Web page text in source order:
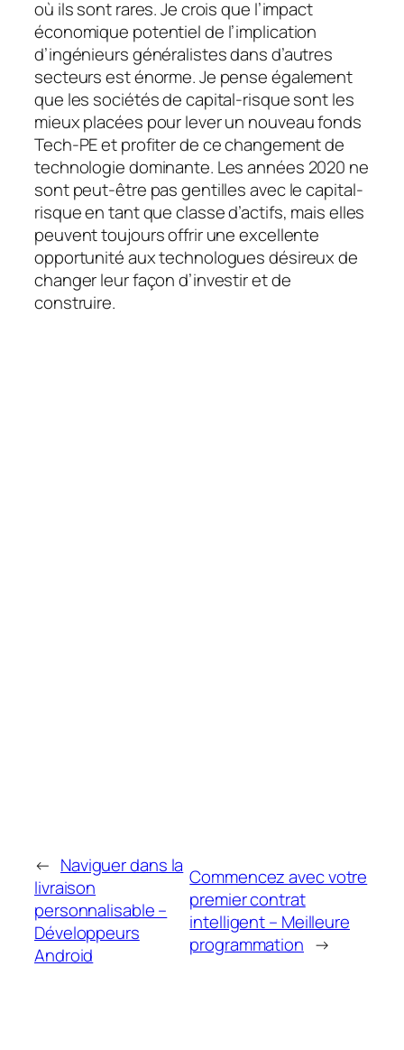
où ils sont rares. Je crois que l’impact
économique potentiel de l’implication
d’ingénieurs généralistes dans d’autres
secteurs est énorme. Je pense également
que les sociétés de capital-risque sont les
mieux placées pour lever un nouveau fonds
Tech-PE et profiter de ce changement de
technologie dominante. Les années 2020 ne
sont peut-être pas gentilles avec le capital-
risque en tant que classe d’actifs, mais elles
peuvent toujours offrir une excellente
opportunité aux technologues désireux de
changer leur façon d’investir et de
construire.
← Naviguer dans la
livraison
personnalisable –
Développeurs
Android
Commencez avec votre
premier contrat
intelligent – Meilleure
programmation →